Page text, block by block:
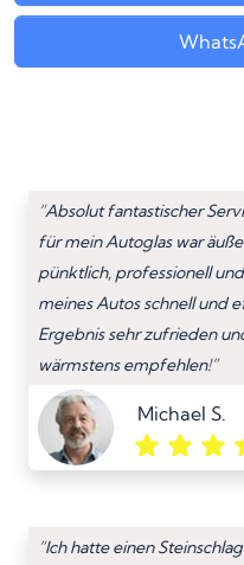
“Absolut fantastischer
für mein Autoglas war
pünktlich, professionell
meines Autos schnell und
Ergebnis sehr zufrieden
wärmstens empfehlen!”
Michael S.
“Ich hatte einen